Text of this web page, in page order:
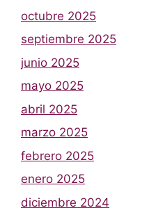
octubre 2025
septiembre 2025
junio 2025
mayo 2025
abril 2025
marzo 2025
febrero 2025
enero 2025
diciembre 2024